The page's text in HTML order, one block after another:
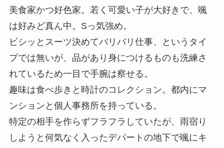
美食家かつ好色家。若く可愛い子が大好きで、颯
は好みど真ん中。Sっ気強め。
ビシッとスーツ決めてバリバリ仕事、というタイ
プでは無いが、品があり身につけるものも洗練さ
れているため一目で手腕は察せる。
趣味は食べ歩きと時計のコレクション。都内にマ
ンションと個人事務所を持っている。
特定の相手を作らずフラフラしていたが、雨宿り
しようと何気なく入ったデパートの地下で颯にキ